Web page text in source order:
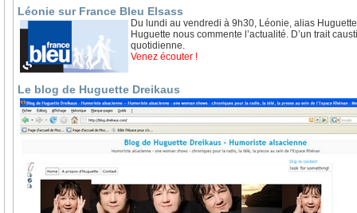
Léonie sur France Bleu Elsass
Du lundi au vendredi à 9h30, Léonie, alias
Huguette nous commente l’actualité. D’un trait
quotidienne.
Venez écouter !
Le blog de Huguette Dreikaus